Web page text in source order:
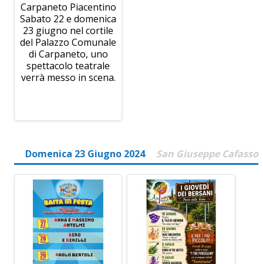
Carpaneto Piacentino
Sabato 22 e domenica
23 giugno nel cortile
del Palazzo Comunale
di Carpaneto, uno
spettacolo teatrale
verrà messo in scena.
Domenica 23 Giugno 2024 San Giuseppe Cafasso